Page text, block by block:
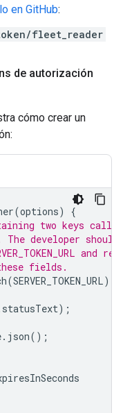
en GitHub:
token/fleet_reader
de autorización
cómo crear un
(options)
{
two keys called
developer should
and
fields.
(SERVER_TOKEN_URL);
statusText);
. json();